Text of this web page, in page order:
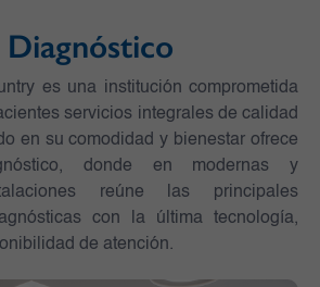
es una institución comprometida
servicios integrales de calidad
en su comodidad y bienestar ofrece
donde en modernas y
reúne las principales
con la última tecnología,
de atención.